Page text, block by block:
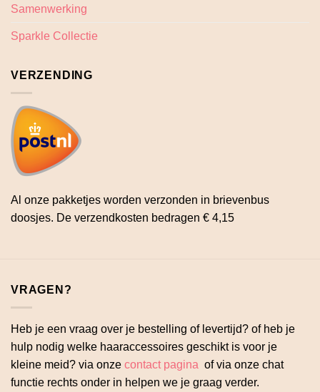
Samenwerking
Sparkle Collectie
VERZENDING
Al onze pakketjes worden verzonden in brievenbus
doosjes. De verzendkosten bedragen € 4,15
VRAGEN?
Heb je een vraag over je bestelling of levertijd? of heb je
hulp nodig welke haaraccessoires geschikt is voor je
kleine meid? via onze contact pagina of via onze chat
functie rechts onder in helpen we je graag verder.